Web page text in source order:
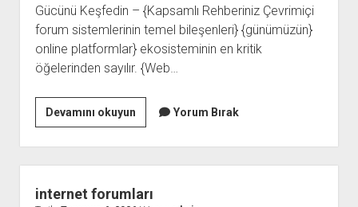
Gücünü Keşfedin – {Kapsamlı Rehberiniz Çevrimiçi
forum sistemlerinin temel bileşenleri} {günümüzün}
online platformlar} ekosisteminin en kritik
öğelerinden sayılır. {Web…
Devamını okuyunWeb
Forum
Yorum Bırak
internet forumları